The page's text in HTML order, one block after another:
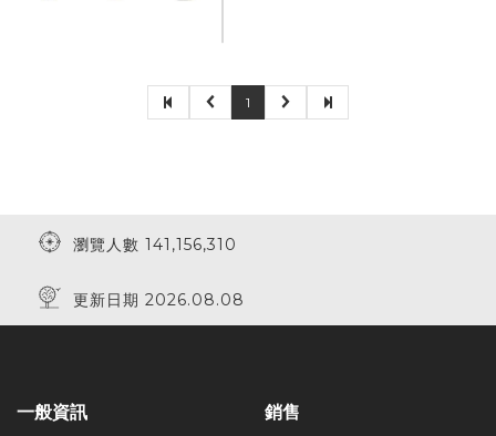
1
瀏覽人數 141,156,310
更新日期 2026.08.08
一般資訊 銷售